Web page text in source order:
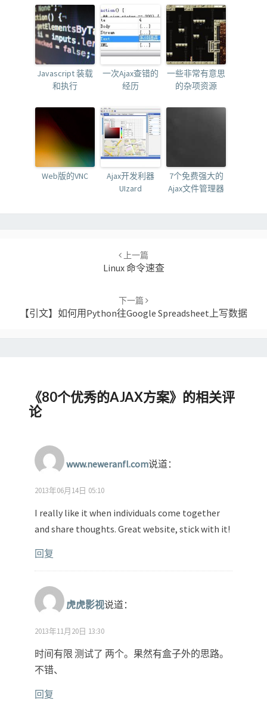
Javascript 装载
和执行
一次Ajax查错的
经历
一些非常有意思
的杂项资源
Web版的VNC
Ajax开发利器
UIzard
7个免费强大的
Ajax文件管理器
上一篇
Linux 命令速查
下一篇
【引文】如何用Python往Google Spreadsheet上写数据
《80个优秀的AJAX方案》的相关评
论
www.neweranfl.com说道：
2013年06月14日 05:10
I really like it when individuals come together
and share thoughts. Great website, stick with it!
回复
虎虎影视说道：
2013年11月20日 13:30
时间有限 测试了 两个。果然有盒子外的思路。
不错、
回复